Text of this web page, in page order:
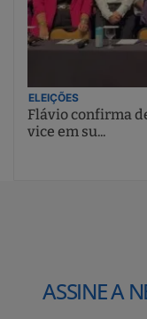
ELEIÇÕES
Flávio confirma
vice em su...
ASSINE A